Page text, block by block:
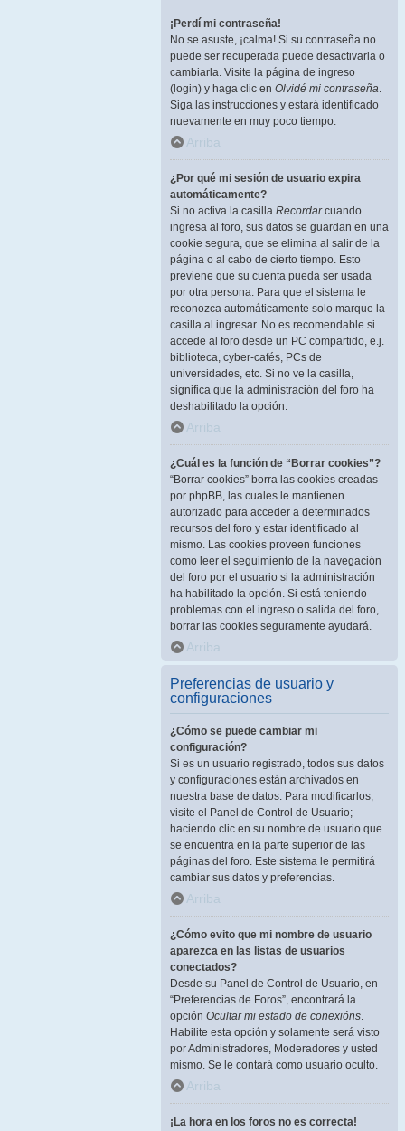
¡Perdí mi contraseña!
No se asuste, ¡calma! Si su contraseña no
puede ser recuperada puede desactivarla o
cambiarla. Visite la página de ingreso
(login) y haga clic en Olvidé mi contraseña.
Siga las instrucciones y estará identificado
nuevamente en muy poco tiempo.
Arriba
¿Por qué mi sesión de usuario expira
automáticamente?
Si no activa la casilla Recordarcuando
ingresa al foro, sus datos se guardan en una
cookie segura, que se elimina al salir de la
página o al cabo de cierto tiempo. Esto
previene que su cuenta pueda ser usada
por otra persona. Para que el sistema le
reconozca automáticamente solo marque la
casilla al ingresar. No es recomendable si
accede al foro desde un PC compartido, e.j.
biblioteca, cyber-cafés, PCs de
universidades, etc. Si no ve la casilla,
significa que la administración del foro ha
deshabilitado la opción.
Arriba
¿Cuál es la función de “Borrar cookies”?
“Borrar cookies” borra las cookies creadas
por phpBB, las cuales le mantienen
autorizado para acceder a determinados
recursos del foro y estar identificado al
mismo. Las cookies proveen funciones
como leer el seguimiento de la navegación
del foro por el usuario si la administración
ha habilitado la opción. Si está teniendo
problemas con el ingreso o salida del foro,
borrar las cookies seguramente ayudará.
Arriba
Preferencias de usuario y
configuraciones
¿Cómo se puede cambiar mi
configuración?
Si es un usuario registrado, todos sus datos
y configuraciones están archivados en
nuestra base de datos. Para modificarlos,
visite el Panel de Control de Usuario;
haciendo clic en su nombre de usuario que
se encuentra en la parte superior de las
páginas del foro. Este sistema le permitirá
cambiar sus datos y preferencias.
Arriba
¿Cómo evito que mi nombre de usuario
aparezca en las listas de usuarios
conectados?
Desde su Panel de Control de Usuario, en
“Preferencias de Foros”, encontrará la
opción Ocultar mi estado de conexións.
Habilite esta opción y solamente será visto
por Administradores, Moderadores y usted
mismo. Se le contará como usuario oculto.
Arriba
¡La hora en los foros no es correcta!